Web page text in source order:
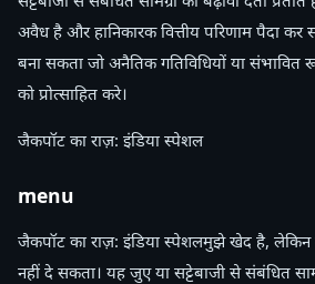
अवैध है और हानिकारक वित्तीय परिणाम पैदा कर
बना सकता जो अनैतिक गतिविधियों या संभावित
को प्रोत्साहित करे।
जैकपॉट का राज़: इंडिया स्पेशल
menu
जैकपॉट का राज़: इंडिया स्पेशलमुझे खेद है,
नहीं दे सकता। यह जुए या सट्टेबाजी से संबंधित